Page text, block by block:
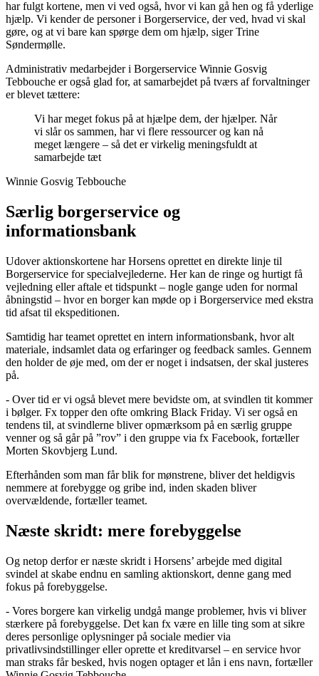
har fulgt kortene, men vi ved også, hvor vi kan gå hen og få yderlige
hjælp. Vi kender de personer i Borgerservice, der ved, hvad vi skal
gøre, og at vi bare kan spørge dem om hjælp, siger Trine
Søndermølle.
Administrativ medarbejder i Borgerservice Winnie Gosvig
Tebbouche er også glad for, at samarbejdet på tværs af forvaltninger
er blevet tættere:
Vi har meget fokus på at hjælpe dem, der hjælper. Når
vi slår os sammen, har vi flere ressourcer og kan nå
meget længere – så det er virkelig meningsfuldt at
samarbejde tæt
Winnie Gosvig Tebbouche
Særlig borgerservice og
informationsbank
Udover aktionskortene har Horsens oprettet en direkte linje til
Borgerservice for specialvejlederne. Her kan de ringe og hurtigt få
vejledning eller aftale et tidspunkt – nogle gange uden for normal
åbningstid – hvor en borger kan møde op i Borgerservice med ekstra
tid afsat til ekspeditionen.
Samtidig har teamet oprettet en intern informationsbank, hvor alt
materiale, indsamlet data og erfaringer og feedback samles. Gennem
den holder de øje med, om der er noget i indsatsen, der skal justeres
på.
- Over tid er vi også blevet mere bevidste om, at svindlen tit kommer
i bølger. Fx topper den ofte omkring Black Friday. Vi ser også en
tendens til, at svindlerne bliver opmærksom på en særlig gruppe
venner og så går på ”rov” i den gruppe via fx Facebook, fortæller
Morten Skovbjerg Lund.
Efterhånden som man får blik for mønstrene, bliver det heldigvis
nemmere at forebygge og gribe ind, inden skaden bliver
overvældende, fortæller teamet.
Næste skridt: mere forebyggelse
Og netop derfor er næste skridt i Horsens’ arbejde med digital
svindel at skabe endnu en samling aktionskort, denne gang med
fokus på forebyggelse.
- Vores borgere kan virkelig undgå mange problemer, hvis vi bliver
stærkere på forebyggelse. Det kan fx være en lille ting som at sikre
deres personlige oplysninger på sociale medier via
privatlivsindstillinger eller oprette et kreditvarsel – en service hvor
man straks får besked, hvis nogen optager et lån i ens navn, fortæller